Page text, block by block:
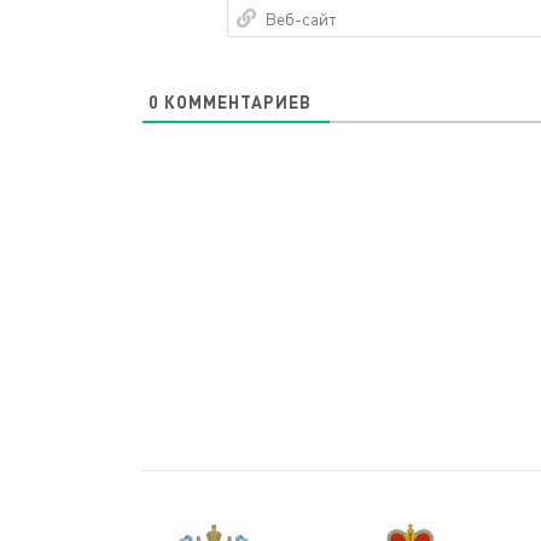
0 КОММЕНТАРИЕВ